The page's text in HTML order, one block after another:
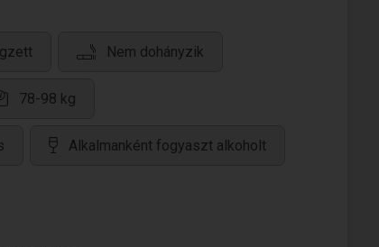
Nem dohányzik
78-98 kg
Alkalmanként fogyaszt alkoholt